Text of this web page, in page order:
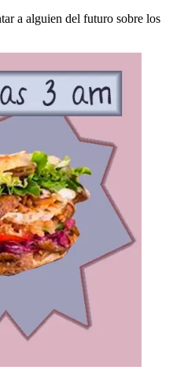
a alguien del futuro sobre los